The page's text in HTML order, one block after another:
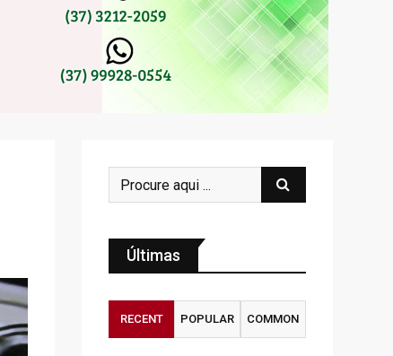
Últimas
RECENT POPULAR COMMON